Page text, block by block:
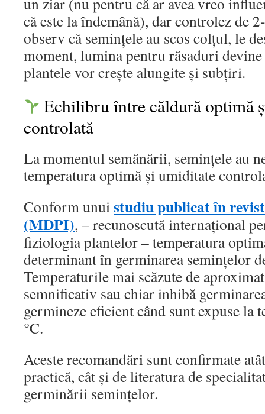
că este la îndemână), dar controlez de
observ că semințele au scos colțul, le
moment, lumina pentru răsaduri
plantele vor crește alungite și subțiri.
Echilibru între căldură optimă
controlată
La momentul semănării, semințele au
temperatura optimă și umiditate
Conform unuistudiu publicat în
(MDPI), – recunoscută internațional
fiziologia plantelor – temperatura
determinant în germinarea semințelor
Temperaturile mai scăzute de
semnificativ sau chiar inhibă
germineze eficient când sunt expuse la
°C.
Aceste recomandări sunt confirmate
practică, cât și de literatura de
germinării semințelor.